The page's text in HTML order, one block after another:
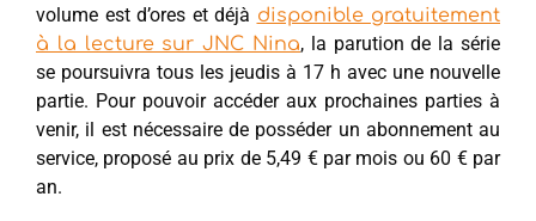
volume est d’ores et déjà disponible gratuitement
à la lecture sur JNC Nina, la parution de la série
se poursuivra tous les jeudis à 17 h avec une nouvelle
partie. Pour pouvoir accéder aux prochaines parties à
venir, il est nécessaire de posséder un abonnement au
service, proposé au prix de 5,49 € par mois ou 60 € par
an.